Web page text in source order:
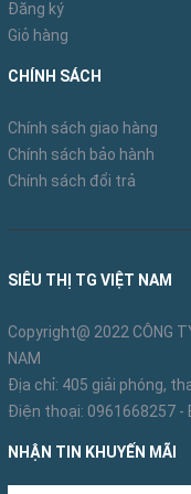
cách nhanh chóng
- Thang có trọng
HƯỚNG DẪN SỬ
TOÀN
được áp dụng cho
chắc chắn.
Không nên sử
Đăng ký
Giỏ hàng
CHÍNH SÁCH
Chính sách giao hàng
Chính sách bảo hành
Chính sách đổi trả
SIÊU THỊ TG VIỆT NAM
Copyright@ 2022 CÔNG
NAM
Địa chỉ: 405 giải phóng,
Điện thoại: 0961668257 -
NHẬN TIN KHUYẾN MÃI